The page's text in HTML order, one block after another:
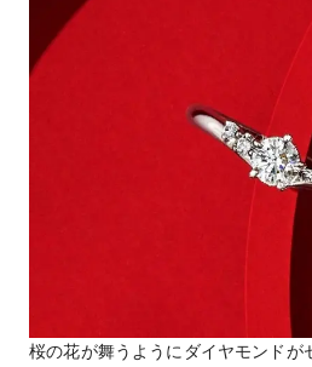
桜の花が舞うようにダイヤモンドが